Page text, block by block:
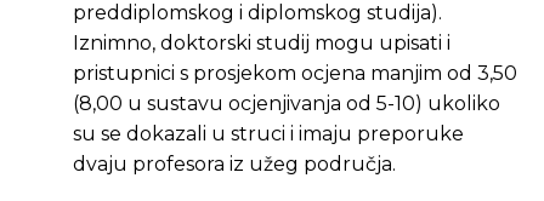
preddiplomskog i diplomskog studija).
Iznimno, doktorski studij mogu upisati i
pristupnici s prosjekom ocjena manjim od 3,50
(8,00 u sustavu ocjenjivanja od 5-10) ukoliko
su se dokazali u struci i imaju preporuke
dvaju profesora iz užeg područja.